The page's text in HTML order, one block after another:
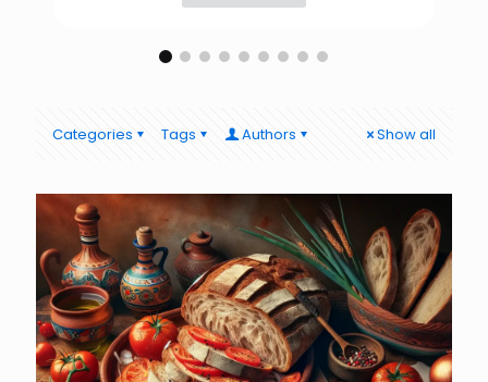
Categories Tags Authors Show all